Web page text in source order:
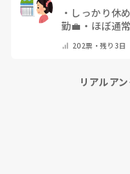
・ しっかり休
勤💼 ・ ほぼ通
202票・残り3日
リアルア